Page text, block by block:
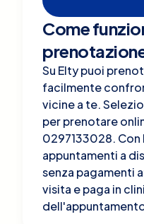
Come
Su Elty puoi
facilmente
vicine a te.
per prenotare
0297133028. Con
appuntamenti a
senza pagamenti
visita e paga in